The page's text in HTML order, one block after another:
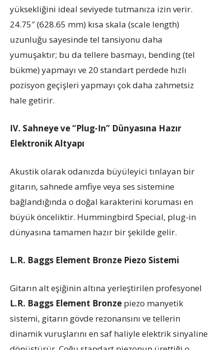
yüksekliğini ideal seviyede tutmanıza izin verir.
24.75″ (628.65 mm) kısa skala (scale length)
uzunluğu sayesinde tel tansiyonu daha
yumuşaktır; bu da tellere basmayı, bending (tel
bükme) yapmayı ve 20 standart perdede hızlı
pozisyon geçişleri yapmayı çok daha zahmetsiz
hale getirir.
IV. Sahneye ve “Plug-In” Dünyasına Hazır
Elektronik Altyapı
Akustik olarak odanızda büyüleyici tınlayan bir
gitarın, sahnede amfiye veya ses sistemine
bağlandığında o doğal karakterini koruması en
büyük önceliktir. Hummingbird Special, plug-in
dünyasına tamamen hazır bir şekilde gelir.
L.R. Baggs Element Bronze Piezo Sistemi
Gitarın alt eşiğinin altına yerleştirilen profesyonel
L.R. Baggs Element Bronze piezo manyetik
sistemi, gitarın gövde rezonansını ve tellerin
dinamik vuruşlarını en saf haliyle elektrik sinyaline